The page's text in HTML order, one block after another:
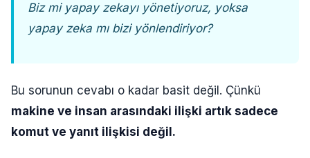
Biz mi yapay zekayı yönetiyoruz, yoksa
yapay zeka mı bizi yönlendiriyor?
Bu sorunun cevabı o kadar basit değil. Çünkü
makine ve insan arasındaki ilişki artık sadece
komut ve yanıt ilişkisi değil.